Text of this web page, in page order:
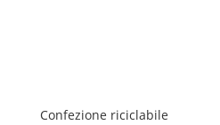
Confezione riciclabile